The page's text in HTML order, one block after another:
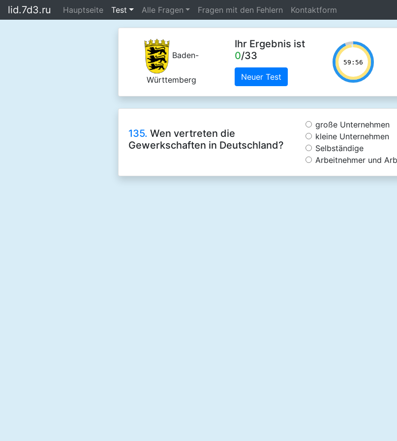
lid.7d3.ru Hauptseite Test Alle Fragen Fragen mit den Fehlern Kontaktform
Baden-
Württemberg
Ihr Ergebnis ist
0/33
Neuer Test
135. Wen vertreten die
Gewerkschaften in Deutschland?
große Unternehmen
kleine Unternehmen
Selbständige
Arbeitnehmer und